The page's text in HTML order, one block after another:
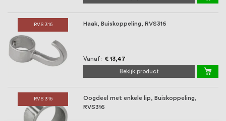
RVS 316 Haak, Buiskoppeling, RVS316
Vanaf € 13,47
Bekijk product
RVS 316
Oogdeel met enkele lip, Buiskoppeling,
RVS316